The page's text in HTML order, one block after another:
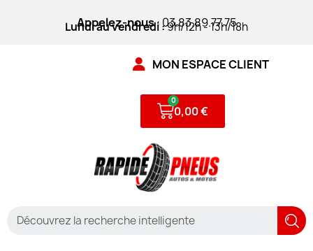
Appelez-nous: 03.83.89.77.75
Lundi au vendredi :9h/12h - 13h/18h
MON ESPACE CLIENT
0,00 €